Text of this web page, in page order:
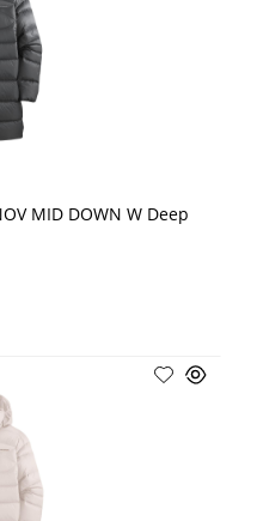
MID DOWN W Deep